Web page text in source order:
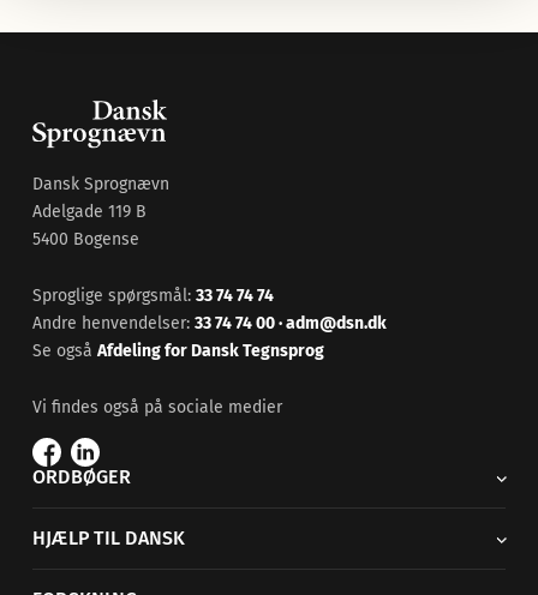
Dansk Sprognævn
Adelgade 119 B
5400 Bogense
Sproglige spørgsmål: 33 74 74 74
Andre henvendelser: 33 74 74 00·adm@dsn.dk
Se også Afdeling for Dansk Tegnsprog
Vi findes også på sociale medier
ORDBØGER
HJÆLP TIL DANSK